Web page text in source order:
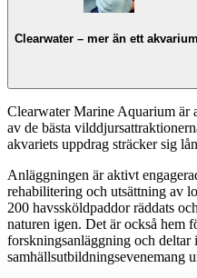
Clearwater – mer än ett
Clearwater Marine Aquarium är
av de bästa
akvariets uppdrag sträcker sig
Anläggningen är aktivt
rehabilitering och utsättning av
200 havssköldpaddor räddats
naturen igen. Det är också hem
forskningsanläggning och deltar
samhällsutbildningsevenemang